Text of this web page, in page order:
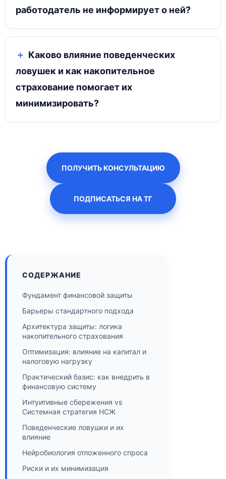
работодатель не информирует о ней?
Каково влияние поведенческих
ловушек и как накопительное
страхование помогает их
минимизировать?
ПОЛУЧИТЬ КОНСУЛЬТАЦИЮ
ПОДПИСАТЬСЯ НА ТГ
СОДЕРЖАНИЕ
Фундамент финансовой защиты
Барьеры стандартного подхода
Архитектура защиты: логика
накопительного страхования
Оптимизация: влияние на капитал и
налоговую нагрузку
Практический базис: как внедрить в
финансовую систему
Интуитивные сбережения vs
Системная стратегия НСЖ
Поведенческие ловушки и их
влияние
Нейробиология отложенного спроса
Риски и их минимизация